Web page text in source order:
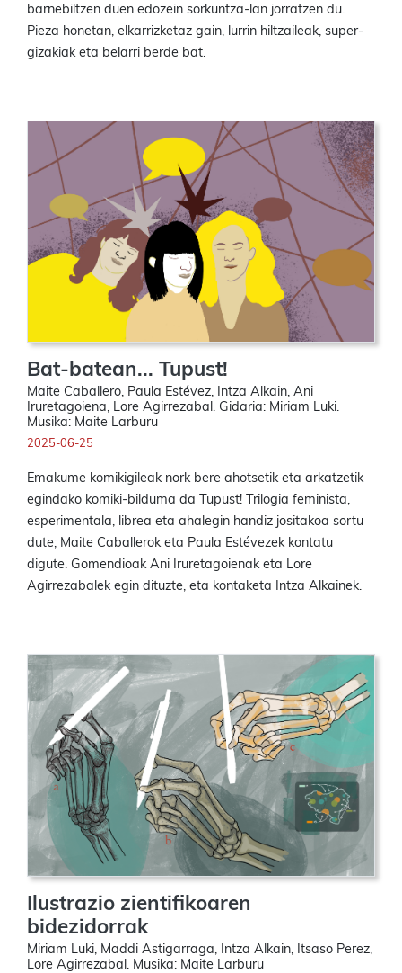
barnebiltzen duen edozein sorkuntza-lan jorratzen du.
Pieza honetan, elkarrizketaz gain, lurrin hiltzaileak, super-
gizakiak eta belarri berde bat.
Bat-batean... Tupust!
Maite Caballero, Paula Estévez, Intza Alkain, Ani
Iruretagoiena, Lore Agirrezabal. Gidaria: Miriam Luki.
Musika: Maite Larburu
2025-06-25
Emakume komikigileak nork bere ahotsetik eta arkatzetik
egindako komiki-bilduma da Tupust! Trilogia feminista,
esperimentala, librea eta ahalegin handiz jositakoa sortu
dute; Maite Caballerok eta Paula Estévezek kontatu
digute. Gomendioak Ani Iruretagoienak eta Lore
Agirrezabalek egin dituzte, eta kontaketa Intza Alkainek.
Ilustrazio zientifikoaren
bidezidorrak
Miriam Luki, Maddi Astigarraga, Intza Alkain, Itsaso Perez,
Lore Agirrezabal. Musika: Maite Larburu